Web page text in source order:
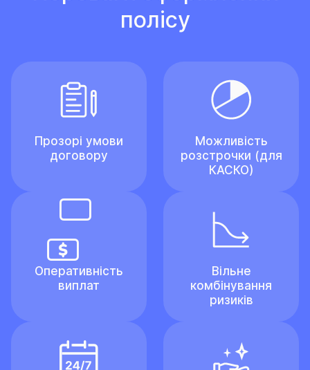
полісу
Прозорі умови
договору
Можливість
розстрочки (для
КАСКО)
Оперативність
виплат
Вільне
комбінування
ризиків